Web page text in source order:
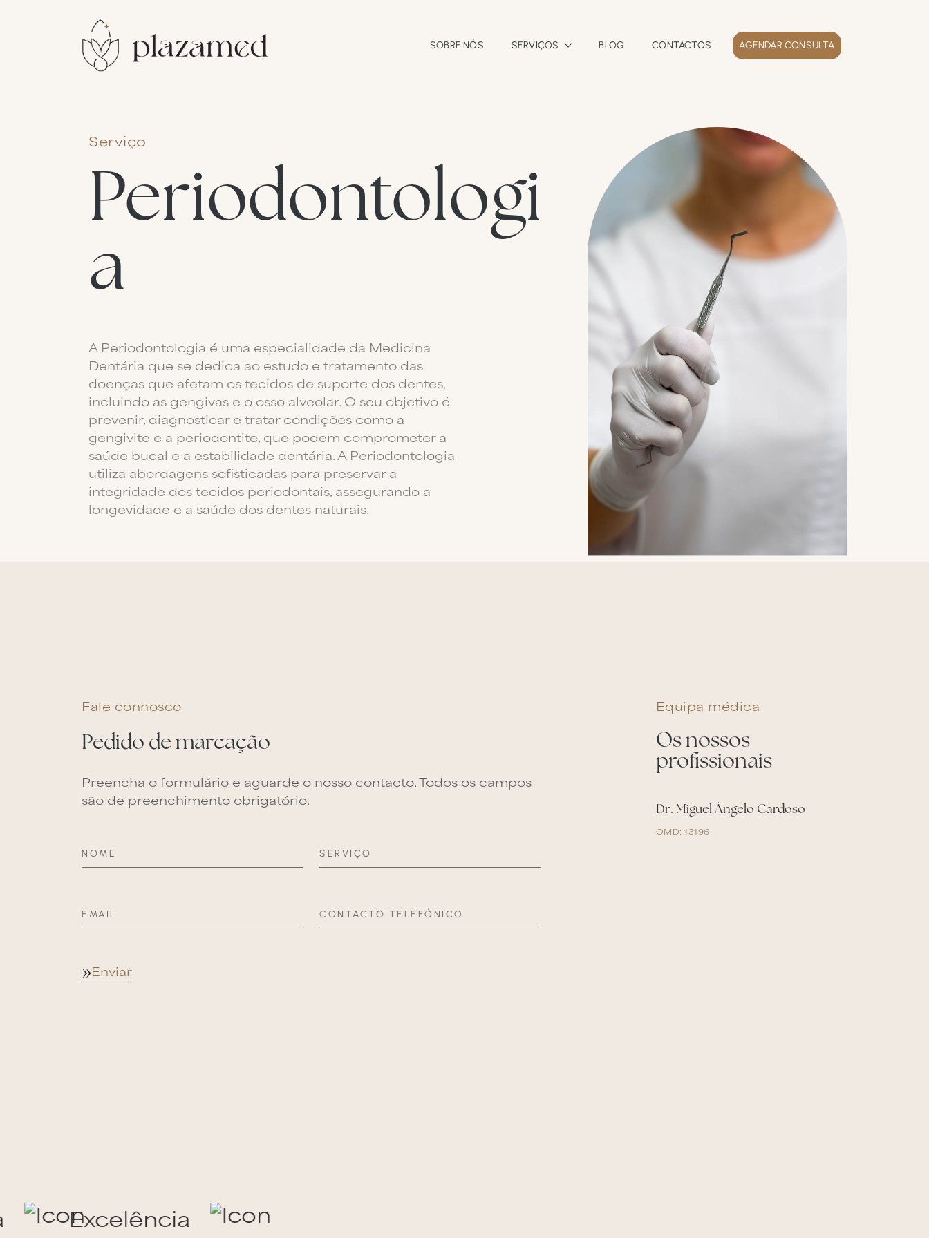
SOBRE NÓS SERVIÇOS BLOG CONTACTOS AGENDAR CONSULTA
Serviço
Periodontologi
a
A Periodontologia é uma especialidade da Medicina
Dentária que se dedica ao estudo e tratamento das
doenças que afetam os tecidos de suporte dos dentes,
incluindo as gengivas e o osso alveolar. O seu objetivo é
prevenir, diagnosticar e tratar condições como a
gengivite e a periodontite, que podem comprometer a
saúde bucal e a estabilidade dentária. A Periodontologia
utiliza abordagens sofisticadas para preservar a
integridade dos tecidos periodontais, assegurando a
longevidade e a saúde dos dentes naturais.
Fale connosco
Pedido de marcação
Preencha o formulário e aguarde o nosso contacto. Todos os campos
são de preenchimento obrigatório.
NOME SERVIÇO
EMAIL CONTACTO TELEFÓNICO
Enviar
Equipa médica
Os nossos
profissionais
Dr. Miguel Ângelo Cardoso
OMD: 13196
Excelência